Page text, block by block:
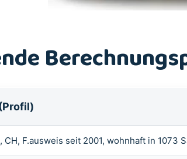
CH, F.ausweis seit 2001, wohnhaft in 1073